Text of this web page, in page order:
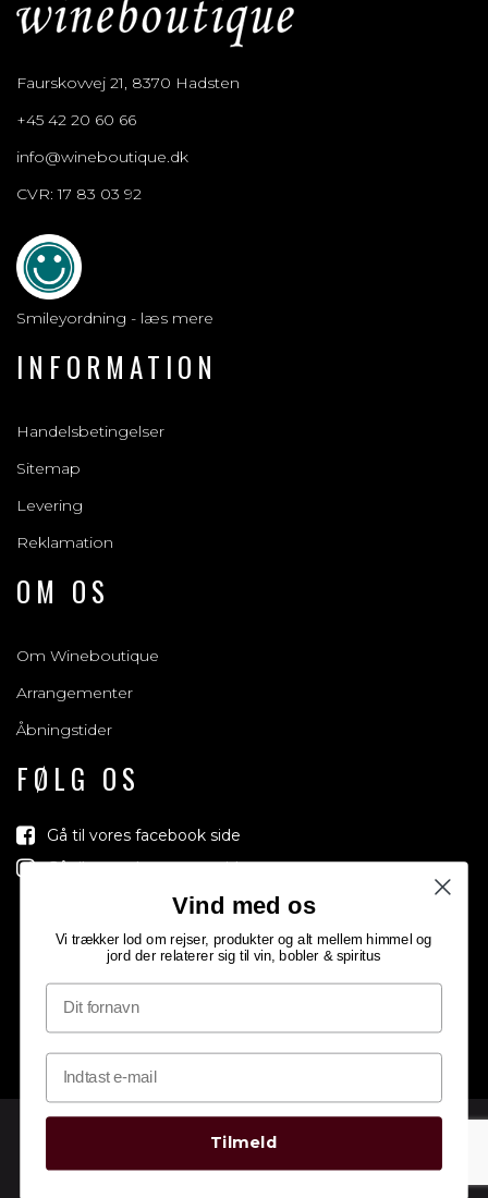
Vind med os
Vi trækker lod om rejser, produkter og alt mellem himmel og
jord der relaterer sig til vin, bobler & spiritus
Tilmeld
Faurskovvej 21, 8370 Hadsten
+45 42 20 60 66
info@wineboutique.dk
CVR: 17 83 03 92
Smileyordning - læs mere
INFORMATION
Handelsbetingelser
Sitemap
Levering
Reklamation
OM OS
Om Wineboutique
Arrangementer
Åbningstider
FØLG OS
Gå til vores facebook side
Gå til vores Instagram side